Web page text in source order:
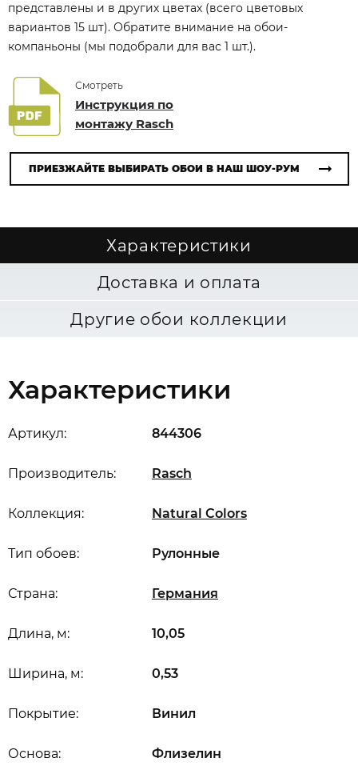
представлены и в других цветах (всего цветовых
вариантов 15 шт). Обратите внимание на обои-
компаньоны (мы подобрали для вас 1 шт.).
Смотреть
Инструкция по
монтажу Rasch
ПРИЕЗЖАЙТЕ ВЫБИРАТЬ ОБОИ В НАШ ШОУ-РУМ
Характеристики
Доставка и оплата
Другие обои коллекции
Характеристики
Артикул: 844306
Производитель: Rasch
Коллекция: Natural Colors
Длина, м: 10,05
Ширина, м: 0,53
Основа: Флизелин
Покрытие: Винил
Страна: Германия
Тип обоев: Рулонные